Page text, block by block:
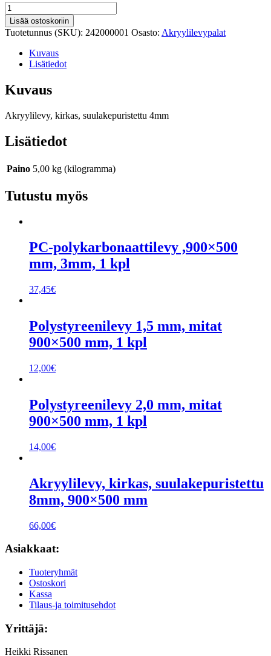
Akryylilevy,
kirkas,
suulakepuristettu
4mm,
900x500
Lisää ostoskoriin
Tuotetunnus (SKU): 242000001 Osasto: Akryylilevypalat
Kuvaus
Lisätiedot
Kuvaus
Akryylilevy, kirkas, suulakepuristettu 4mm
Lisätiedot
Paino 5,00 kg (kilogramma)
Tutustu myös
PC-polykarbonaattilevy ,900×500
mm, 3mm, 1 kpl
37,45€
Polystyreenilevy 1,5 mm, mitat
900×500 mm, 1 kpl
12,00€
Polystyreenilevy 2,0 mm, mitat
900×500 mm, 1 kpl
14,00€
Akryylilevy, kirkas, suulakepuristettu
8mm, 900×500 mm
66,00€
Asiakkaat:
Tuoteryhmät
Ostoskori
Kassa
Tilaus-ja toimitusehdot
Yrittäjä:
Heikki Rissanen